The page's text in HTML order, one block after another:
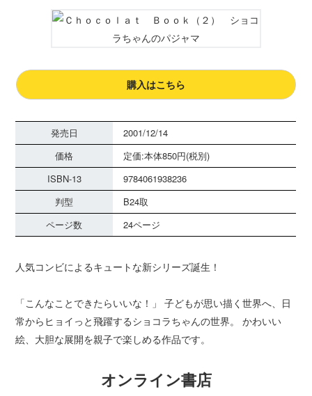
購入はこちら
発売日
2001/12/14
価格
定価:本体850円(税別)
ISBN-13
9784061938236
判型
B24取
ページ数
24ページ
人気コンビによるキュートな新シリーズ誕生！
「こんなことできたらいいな！」 子どもが思い描く世界へ、日
常からヒョイっと飛躍するショコラちゃんの世界。 かわいい
絵、大胆な展開を親子で楽しめる作品です。
オンライン書店